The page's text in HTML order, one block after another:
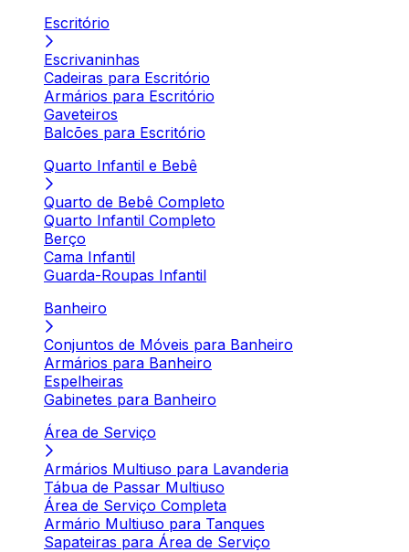
Escritório
Escrivaninhas
Cadeiras para Escritório
Armários para Escritório
Gaveteiros
Balcões para Escritório
Quarto Infantil e Bebê
Quarto de Bebê Completo
Quarto Infantil Completo
Berço
Cama Infantil
Guarda-Roupas Infantil
Banheiro
Conjuntos de Móveis para Banheiro
Armários para Banheiro
Espelheiras
Gabinetes para Banheiro
Área de Serviço
Armários Multiuso para Lavanderia
Tábua de Passar Multiuso
Área de Serviço Completa
Armário Multiuso para Tanques
Sapateiras para Área de Serviço